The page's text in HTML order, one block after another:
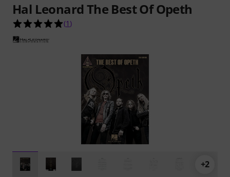
Hal Leonard The Best Of Opeth
5.0 av 5 stjärnor från 1 kundbetyg
(1 )
+2